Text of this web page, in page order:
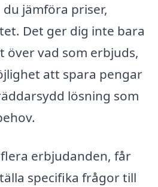
jämföra priser,
Det ger dig inte bara
över vad som erbjuds,
att spara pengar
lösning som
erbjudanden, får
specifika frågor till